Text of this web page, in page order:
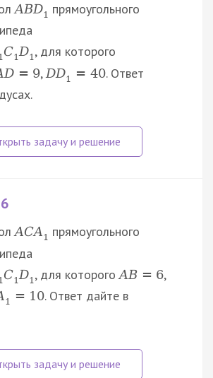
ABD1 прямоугольного
C1D1, для которого
D = 9,DD1 = 40. Ответ
ACA1 прямоугольного
C1D1 , для которого AB = 6,
1 = 10. Ответ дайте в